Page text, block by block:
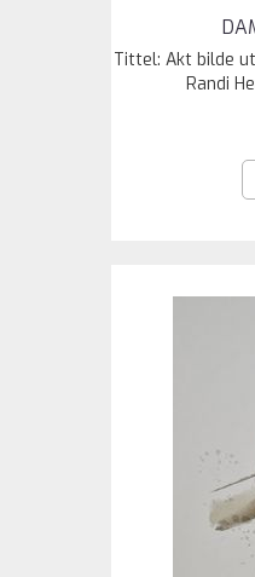
Tittel: Akt bilde
Randi